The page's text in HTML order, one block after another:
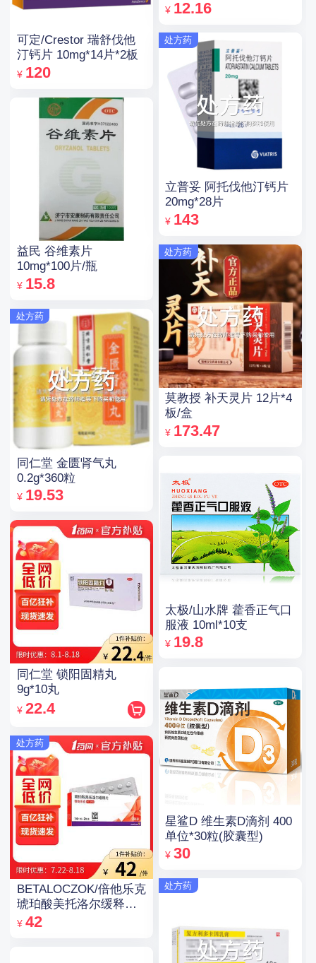
可定/Crestor 瑞舒伐他
汀钙片 10mg*14片*2板
¥ 120
益民 谷维素片
10mg*100片/瓶
¥ 15.8
处方药
同仁堂 金匮肾气丸
0.2g*360粒
¥ 19.53
同仁堂 锁阳固精丸
9g*10丸
¥ 22.4
处方药
BETALOCZOK/倍他乐克
琥珀酸美托洛尔缓释片
47.5mg*14片*2板
¥ 42
¥ 12.16
处方药
立普妥 阿托伐他汀钙片
20mg*28片
¥ 143
处方药
莫教授 补天灵片 12片*4
板/盒
¥ 173.47
太极/山水牌 藿香正气口
服液 10ml*10支
¥ 19.8
星鲨D 维生素D滴剂 400
单位*30粒(胶囊型)
¥ 30
处方药